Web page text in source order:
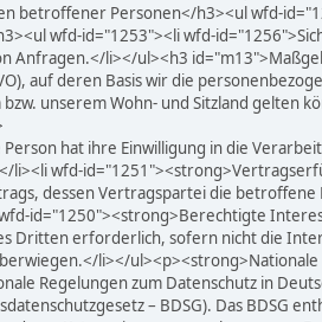
betroffener Personen</h3><ul wfd-
wfd-id="1253"><li wfd-
Anfragen.</li></ul><h3
auf deren Basis wir die
unserem Wohn- und Sitzland gelten
hat ihre Einwilligung in die
li><li wfd-
dessen Vertragspartei die betroffene
id="1250"><strong>Berechtigte
Dritten erforderlich, sofern nicht die
li></
Regelungen zum Datenschutz in
– BDSG). Das BDSG